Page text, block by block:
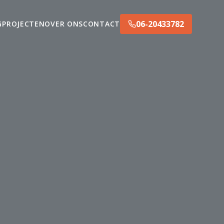
PROJECTENOVER ONSCONTACT 06-20433782